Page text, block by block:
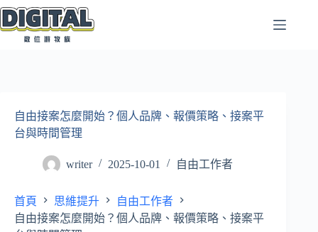
跳
至
自由接案怎麼開始？個人品牌、報價策略、接案平
台與時間管理
writer 2025-10-01 自由工作者
首頁 思維提升
自由工作者
自由接案怎麼開始？個人品牌、報價策略、接案平